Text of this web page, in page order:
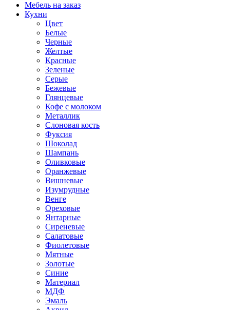
Мебель на заказ
Кухни
Цвет
Белые
Черные
Желтые
Красные
Зеленые
Серые
Бежевые
Глянцевые
Кофе с молоком
Металлик
Слоновая кость
Фуксия
Шоколад
Шампань
Оливковые
Оранжевые
Вишневые
Изумрудные
Венге
Ореховые
Янтарные
Сиреневые
Салатовые
Фиолетовые
Мятные
Золотые
Синие
Материал
МДФ
Эмаль